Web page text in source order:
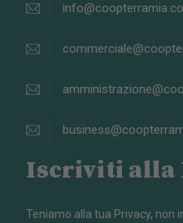
Iscriviti alla
Teniamo alla tua Privacy, non